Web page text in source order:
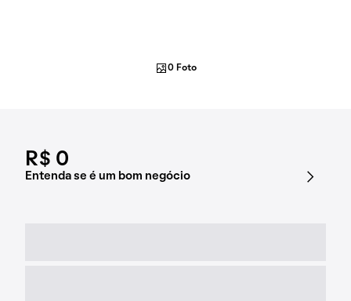
R$ 0
Entenda se é um bom negócio
0 Foto